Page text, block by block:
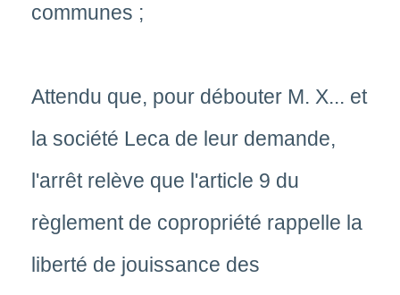
communes ;
Attendu que, pour débouter M. X... et
la société Leca de leur demande,
l'arrêt relève que l'article 9 du
règlement de copropriété rappelle la
liberté de jouissance des